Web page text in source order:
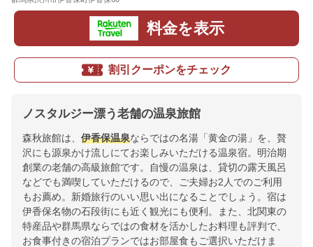
料金を表示
割引クーポンをチェック
ノスタルジー漂う老舗の温泉旅館
森秋旅館は、 伊香保温泉ならではの名湯「黄金の湯」を、贅
沢にも源泉かけ流しにてお楽しみいただける温泉宿。明治期
創業の老舗の高級旅館です。自慢の温泉は、貸切の露天風呂
などでも満喫していただけるので、ご夫婦お2人でのご利用
もお薦め。新婚旅行のいい思い出になることでしょう。宿は
伊香保名物の石段街にも近く観光にも便利。また、北関東の
特産品や群馬県ならではの食材を活かしたお料理も評判で、
お食事付きの宿泊プランではお部屋食もご選択いただけま